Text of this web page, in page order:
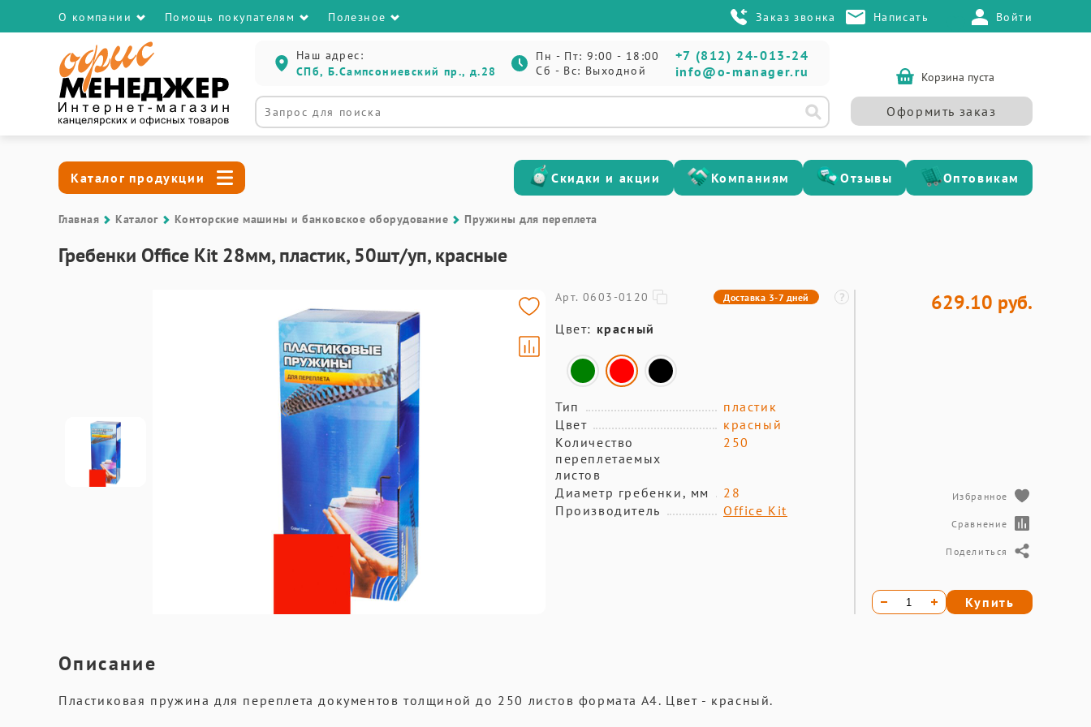
О компании Помощь покупателям Полезное Заказ звонка Написать Войти
Наш адрес:
СПб, Б.Сампсониевский пр., д.28
Пн - Пт: 9:00 - 18:00
Сб - Вс: Выходной
+7 (812) 24-013-24
info@o-manager.ru
Корзина пуста
Оформить заказ
Каталог продукции Скидки и акции Компаниям Отзывы Оптовикам
Главная Каталог Контоpские машины и банковское оборудование Пружины для переплета
Гребенки Office Kit 28мм, пластик, 50шт/уп, красные
Арт. 0603-0120 Доставка 3-7 дней
Цвет: красный
Тип
пластик
Цвет
красный
Количество
переплетаемых
листов
250
Диаметр гребенки, мм
28
Производитель
Office Kit
Описание
Пластиковая пружина для переплета документов толщиной до 250 листов формата А4. Цвет - красный.
629.10 руб.
Избранное
Сравнение
Поделиться
Купить